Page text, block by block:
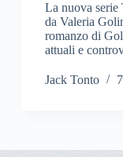
La nuova
da Valeria
romanzo di
attuali e
Jack Tonto